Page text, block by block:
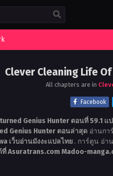
Clever Cleaning Life
All chapters are in
Facebook
Genius Hunter ตอนที่ 59.1 แ
Genius Hunter ตอนล่าสุด อ่านกา
เว็บอ่านมังงะแปลไทย . การ์ตูน อ่า
ที่ Asuratrans.com Madoo-